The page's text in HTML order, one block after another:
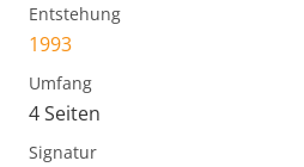
Entstehung
1993
Umfang
4 Seiten
Signatur